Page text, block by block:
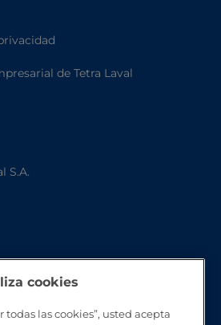
de Tetra Laval
S.A.
cookies
todas las cookies”, usted acepta